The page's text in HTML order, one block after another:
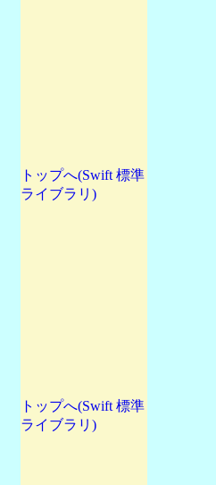
トップへ(Swift 標準
ライブラリ)
トップへ(Swift 標準
ライブラリ)